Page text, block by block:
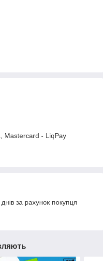
Mastercard - LiqPay
за рахунок покупця